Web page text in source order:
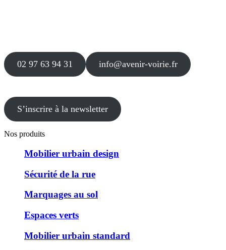
02 97 63 94 31 info@avenir-voirie.fr
S’inscrire à la newsletter
Nos produits
Mobilier urbain design
Sécurité de la rue
Marquages au sol
Espaces verts
Mobilier urbain standard